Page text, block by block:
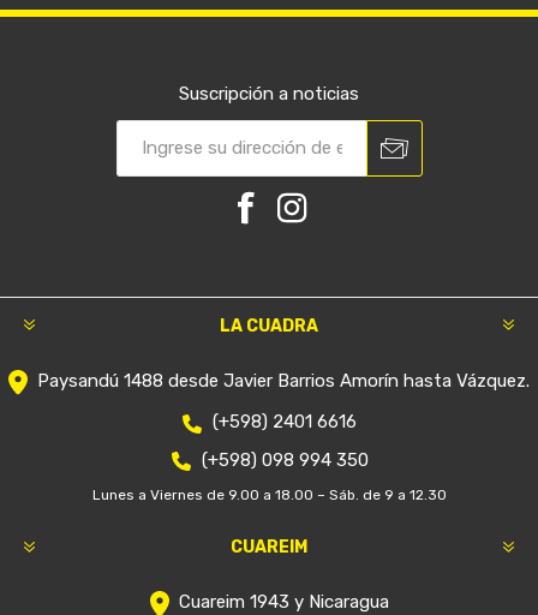
Suscripción a noticias
LA CUADRA
Paysandú 1488 desde Javier Barrios Amorín hasta Vázquez.
(+598) 2401 6616
(+598) 098 994 350
Lunes a Viernes de 9.00 a 18.00 – Sáb. de 9 a 12.30
CUAREIM
Cuareim 1943 y Nicaragua